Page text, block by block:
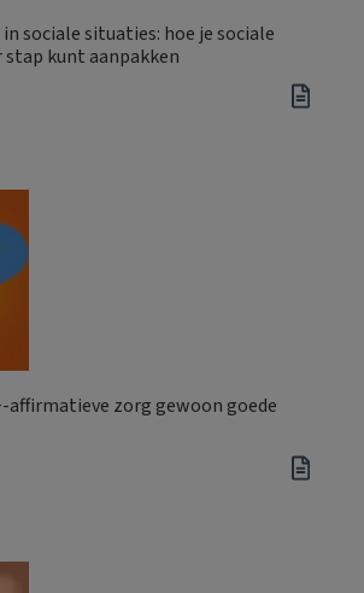
sociale situaties: hoe je sociale
kunt aanpakken
zorg gewoon goede